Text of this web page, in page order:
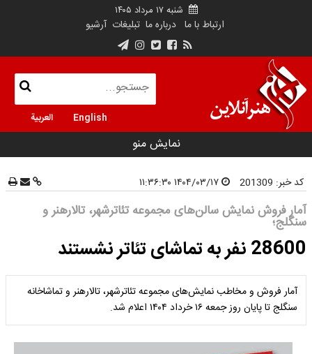
شنبه ۱۷ مرداد ۱۴۰۵
ارتباط با ما درباره ما تبلیغات آرشیو
English العربية
نمایش منو
کد خبر: 201309
آمار فروش نمایش سالن‌های مجموعه‌ تئاتر‌شهر، تالارهنر و
سنگلج؛
28600 نفر به تماشای تئاتر نشستند
آمار فروش و مخاطب نمایش‌های‌ مجموعه تئاترشهر، تالار‌هنر و تماشاخانه
سنگلج تا پایان روز جمعه ۱۶ خرداد ۱۴۰۴ اعلام شد.